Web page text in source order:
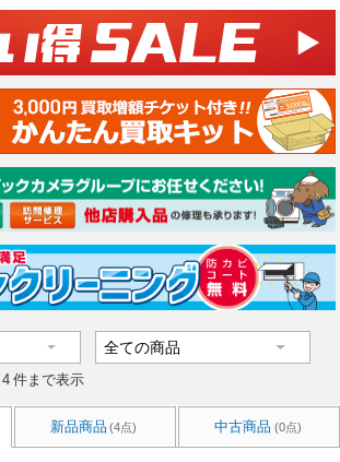
4 件まで表示
新品商品 (4点) 中古商品 (0点)